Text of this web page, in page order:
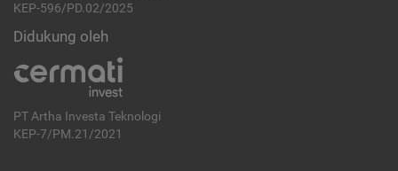
KEP-596/PD.02/2025
Didukung oleh
PT Artha Investa Teknologi
KEP-7/PM.21/2021